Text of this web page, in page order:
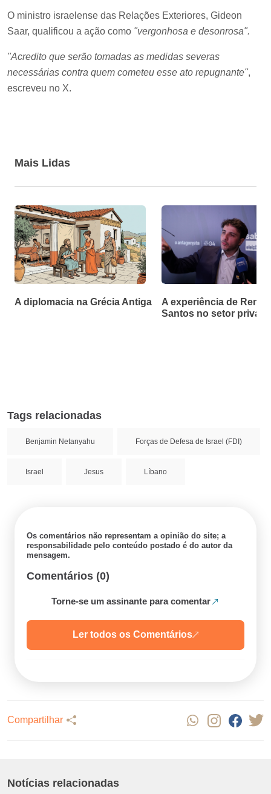
O ministro israelense das Relações Exteriores, Gideon
Saar, qualificou a ação como "vergonhosa e desonrosa".
"Acredito que serão tomadas as medidas severas
necessárias contra quem cometeu esse ato repugnante",
escreveu no X.
Mais Lidas
A diplomacia na Grécia Antiga
A experiência de Renan
Santos no setor
Tags relacionadas
Benjamin Netanyahu Forças de Defesa de Israel (FDI)
Israel Jesus Líbano
Os comentários não representam a opinião do site; a
responsabilidade pelo conteúdo postado é do autor da
mensagem.
Comentários (0)
Torne-se um assinante para comentar
Ler todos os Comentários
Compartilhar
Notícias relacionadas